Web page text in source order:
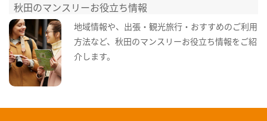
秋田のマンスリーお役立ち情報
地域情報や、出張・観光旅行・おすすめのご利用
方法など、秋田のマンスリーお役立ち情報をご紹
介します。